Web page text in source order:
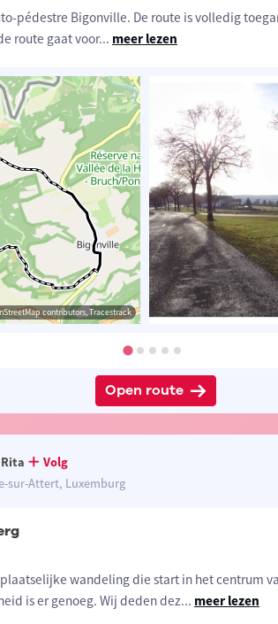
pédestre Bigonville. De route is volledig
route gaat voor... meer lezen
contributors, Tracestrack
Open route
© Eddy & Rita
Volg
sur-Attert, Luxemburg
wandeling die start in het centrum
is er genoeg. Wij deden dez... meer lezen